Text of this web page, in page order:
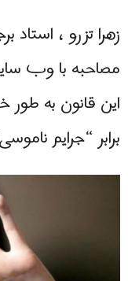
زهرا تزرو ،
مصاحبه با وب
این قانون به
برابر “جرایم